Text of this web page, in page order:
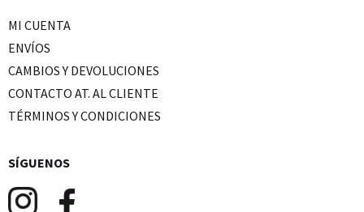
MI CUENTA
ENVÍOS
CAMBIOS Y DEVOLUCIONES
CONTACTO AT. AL CLIENTE
TÉRMINOS Y CONDICIONES
SÍGUENOS